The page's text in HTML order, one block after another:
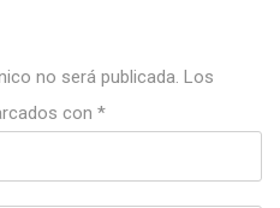
no será publicada. Los
con *